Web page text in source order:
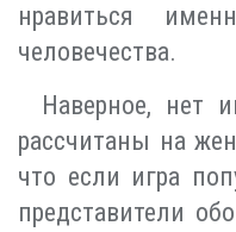
нравиться
человечества.
Наверное, нет
рассчитаны на
что если игра
представители